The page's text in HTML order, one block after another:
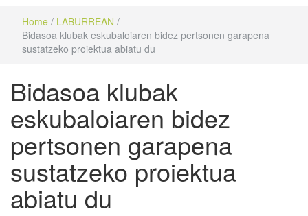
Home / LABURREAN /
Bidasoa klubak eskubaloiaren bidez pertsonen garapena
sustatzeko proiektua abiatu du
Bidasoa klubak
eskubaloiaren bidez
pertsonen garapena
sustatzeko proiektua
abiatu du